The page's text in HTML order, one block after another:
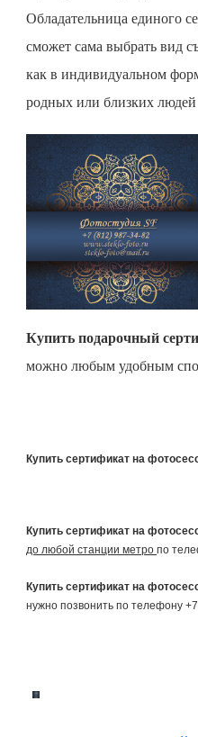
Обладательница единого
сможет сама выбрать вид
как в индивидуальном
родных или близких людей
Купить подарочный
можно любым удобным
Купить сертификат на
Купить сертификат на
до любой станции метро по
Купить сертификат на
нужно позвонить по телефону